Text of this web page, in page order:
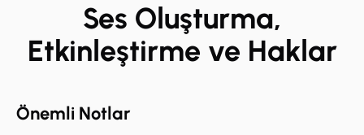
Ses Oluşturma,
Etkinleştirme ve Haklar
Önemli Notlar